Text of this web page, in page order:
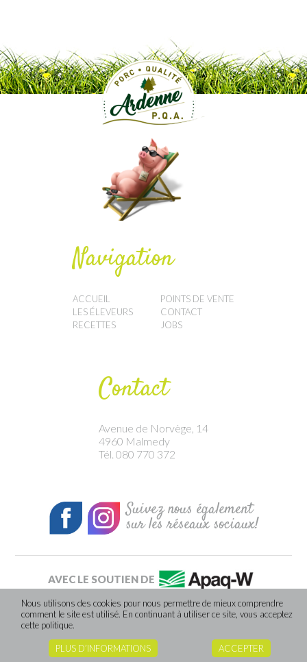
Nous utilisons des cookies pour nous permettre de mieux comprendre
comment le site est utilisé. En continuant à utiliser ce site, vous acceptez
cette politique.
PLUS D’INFORMATIONS ACCEPTER
Navigation
ACCUEIL
LES ÉLEVEURS
RECETTES
POINTS DE VENTE
CONTACT
JOBS
Contact
Avenue de Norvège, 14
4960 Malmedy
Tél. 080 770 372
Suivez nous également
sur les réseaux sociaux!
AVEC LE SOUTIEN DE
Site internet réalisé par Caractere-advertising